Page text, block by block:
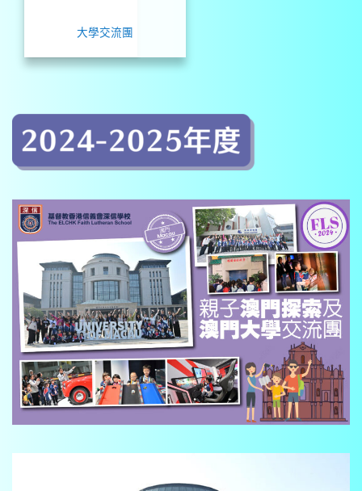
大學交流團